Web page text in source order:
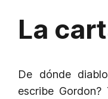
La
De dónde
escribe